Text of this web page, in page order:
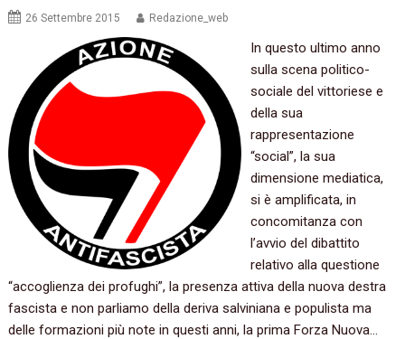
26 Settembre 2015 Redazione_web
In questo ultimo anno
sulla scena politico-
sociale del vittoriese e
della sua
rappresentazione‭
“‬social‭”‬,‭ ‬la sua
dimensione mediatica,‭
‬si è amplificata,‭ ‬in
concomitanza con
l’avvio del dibattito
relativo alla questione‭
“‬accoglienza dei profughi‭”‬,‭ ‬la presenza attiva della nuova destra
fascista e non parliamo della deriva salviniana e populista ma
delle formazioni più note in questi anni,‭ ‬la prima Forza Nuova…